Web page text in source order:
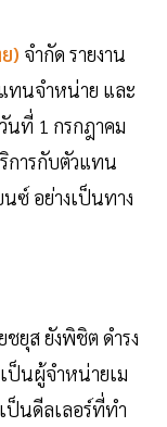
) จำกัด รายงาน
ทนจำหน่าย และ
นที่ 1 กรกฎาคม
การกับตัวแทน
ซ์ อย่างเป็นทาง
ชยุส ยังพิชิต ดำรง
ป็นผู้จำหน่ายเม
ป็นดีลเลอร์ที่ทำ